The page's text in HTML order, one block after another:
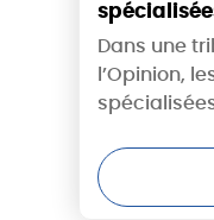
- Canicule
récoltes
publique
Dans une
l’Opinion,